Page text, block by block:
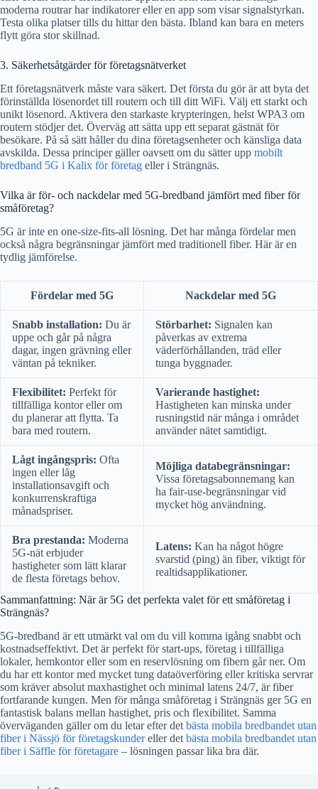
moderna routrar har indikatorer eller en app som visar signalstyrkan.
Testa olika platser tills du hittar den bästa. Ibland kan bara en meters
flytt göra stor skillnad.
3. Säkerhetsåtgärder för företagsnätverket
Ett företagsnätverk måste vara säkert. Det första du gör är att byta det
förinställda lösenordet till routern och till ditt WiFi. Välj ett starkt och
unikt lösenord. Aktivera den starkaste krypteringen, helst WPA3 om
routern stödjer det. Överväg att sätta upp ett separat gästnät för
besökare. På så sätt håller du dina företagsenheter och känsliga data
avskilda. Dessa principer gäller oavsett om du sätter upp mobilt
bredband 5G i Kalix för företag eller i Strängnäs.
Vilka är för- och nackdelar med 5G-bredband jämfört med fiber för
småföretag?
5G är inte en one-size-fits-all lösning. Det har många fördelar men
också några begränsningar jämfört med traditionell fiber. Här är en
tydlig jämförelse.
Fördelar med 5G Nackdelar med 5G
Snabb installation: Du är
uppe och går på några
dagar, ingen grävning eller
väntan på tekniker.
Störbarhet: Signalen kan
påverkas av extrema
väderförhållanden, träd eller
tunga byggnader.
Flexibilitet: Perfekt för
tillfälliga kontor eller om
du planerar att flytta. Ta
bara med routern.
Varierande hastighet:
Hastigheten kan minska under
rusningstid när många i området
använder nätet samtidigt.
Lågt ingångspris: Ofta
ingen eller låg
installationsavgift och
konkurrenskraftiga
månadspriser.
Möjliga databegränsningar:
Vissa företagsabonnemang kan
ha fair-use-begränsningar vid
mycket hög användning.
Bra prestanda: Moderna
5G-nät erbjuder
hastigheter som lätt klarar
de flesta företags behov.
Latens: Kan ha något högre
svarstid (ping) än fiber, viktigt för
realtidsapplikationer.
Sammanfattning: När är 5G det perfekta valet för ett småföretag i
Strängnäs?
5G-bredband är ett utmärkt val om du vill komma igång snabbt och
kostnadseffektivt. Det är perfekt för start-ups, företag i tillfälliga
lokaler, hemkontor eller som en reservlösning om fibern går ner. Om
du har ett kontor med mycket tung dataöverföring eller kritiska servrar
som kräver absolut maxhastighet och minimal latens 24/7, är fiber
fortfarande kungen. Men för många småföretag i Strängnäs ger 5G en
fantastisk balans mellan hastighet, pris och flexibilitet. Samma
överväganden gäller om du letar efter det bästa mobila bredbandet utan
fiber i Nässjö för företagskundereller det bästa mobila bredbandet utan
fiber i Säffle för företagare – lösningen passar lika bra där.